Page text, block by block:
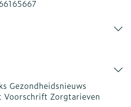
Gezondheidsnieuws
Voorschrift Zorgtarieven